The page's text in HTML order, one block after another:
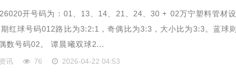
开号码为：01、13、14、21、24、30 + 02万宁塑料管材设
红球号码012路比为3:2:1，奇偶比为3:3，大小比为3:3。蓝球则
数号码02。 谭晨曦双球2...
讯 76 2026-04-22 04:53